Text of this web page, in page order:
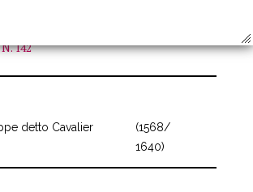
142
detto Cavalier
(1568/
1640)